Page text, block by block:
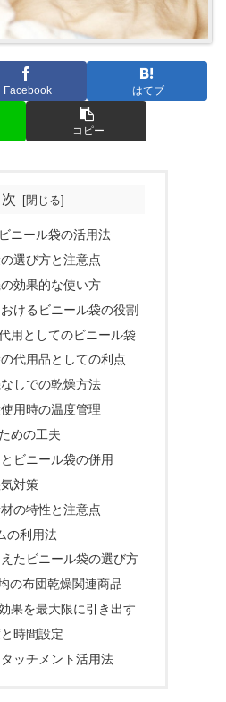
Facebook はてブ
コピー
次
ニール袋の活用法
選び方と注意点
効果的な使い方
けるビニール袋の役割
用としてのビニール袋
代用品としての利点
しでの乾燥方法
用時の温度管理
めの工夫
ビニール袋の併用
対策
の特性と注意点
の利用法
たビニール袋の選び方
の布団乾燥関連商品
果を最大限に引き出す
時間設定
ッチメント活用法